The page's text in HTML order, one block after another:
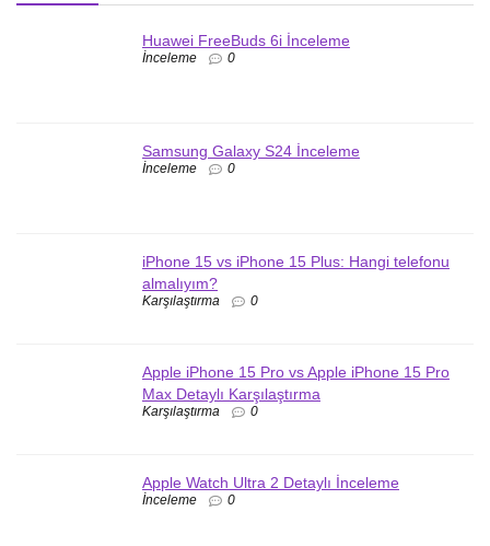
Huawei FreeBuds 6i İnceleme
İnceleme 0
Samsung Galaxy S24 İnceleme
İnceleme 0
iPhone 15 vs iPhone 15 Plus: Hangi telefonu
almalıyım?
Karşılaştırma 0
Apple iPhone 15 Pro vs Apple iPhone 15 Pro
Max Detaylı Karşılaştırma
Karşılaştırma 0
Apple Watch Ultra 2 Detaylı İnceleme
İnceleme 0